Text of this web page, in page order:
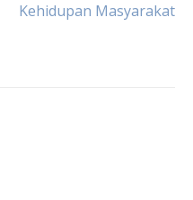
Kehidupan Masyarakat